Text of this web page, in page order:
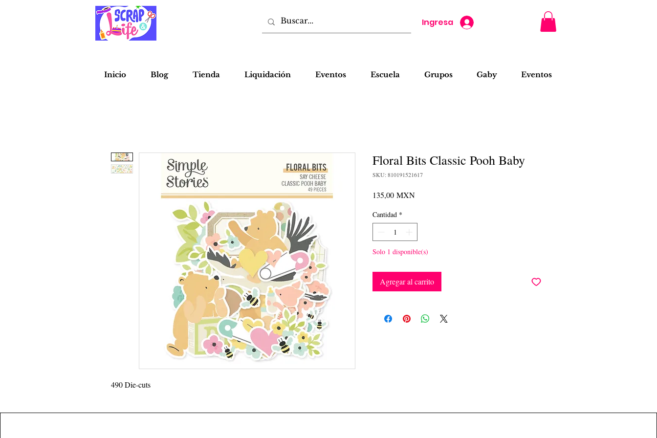
Ingresa
Inicio Blog Tienda Liquidación Eventos Escuela Grupos Gaby Eventos
490 Die-cuts
Floral Bits Classic Pooh Baby
SKU: 810191521617
135,00 MXNPrecio
Cantidad *
Solo 1 disponible(s)
Agregar al carrito